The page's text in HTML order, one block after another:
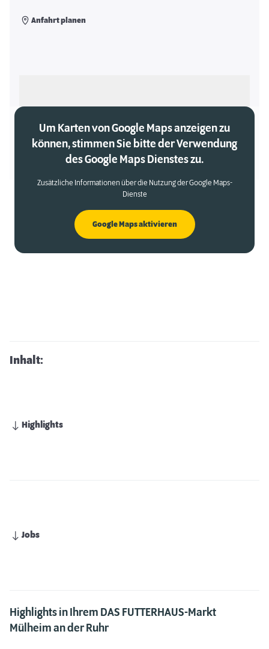
Anfahrt planen
Um Karten von Google Maps anzeigen zu
können, stimmen Sie bitte der Verwendung
des Google Maps Dienstes zu.
Zusätzliche Informationen über die Nutzung der Google Maps-
Dienste
Google Maps aktivieren
Inhalt:
Highlights
Jobs
Highlights in Ihrem DAS FUTTERHAUS-Markt
Mülheim an der Ruhr